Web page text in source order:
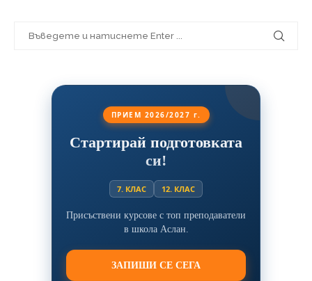
ПРИЕМ 2026/2027 г.
Стартирай подготовката
си!
7. КЛАС 12. КЛАС
Присъствени курсове с топ преподаватели
в школа Аслан.
ЗАПИШИ СЕ СЕГА